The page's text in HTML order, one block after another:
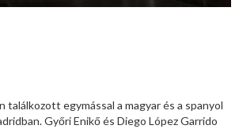
egymással a magyar és a spanyol
Győri Enikő és Diego López Garrido